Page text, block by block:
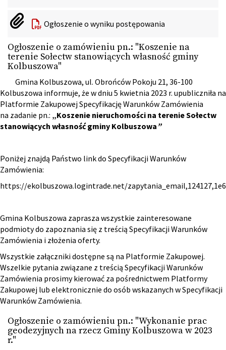
Ogłoszenie o wyniku postępowania
Ogłoszenie o zamówieniu pn.: "Koszenie na
terenie Sołectw stanowiących własność gminy
Kolbuszowa"
Gmina Kolbuszowa, ul. Obrońców Pokoju 21, 36-100
Kolbuszowa informuje, że w dniu 5 kwietnia 2023 r. upubliczniła na
Platformie Zakupowej Specyfikację Warunków Zamówienia
na zadanie pn.: „Koszenie nieruchomości na terenie Sołectw
stanowiących własność gminy Kolbuszowa ”
Poniżej znajdą Państwo link do Specyfikacji Warunków
Zamówienia:
https://ekolbuszowa.logintrade.net/
Gmina Kolbuszowa zaprasza wszystkie zainteresowane
podmioty do zapoznania się z treścią Specyfikacji Warunków
Zamówienia i złożenia oferty.
Wszystkie załączniki dostępne są na Platformie Zakupowej.
Wszelkie pytania związane z treścią Specyfikacji Warunków
Zamówienia prosimy kierować za pośrednictwem Platformy
Zakupowej lub elektronicznie do osób wskazanych w Specyfikacji
Warunków Zamówienia.
Ogłoszenie o zamówieniu pn.: "Wykonanie prac
geodezyjnych na rzecz Gminy Kolbuszowa w 2023
r."